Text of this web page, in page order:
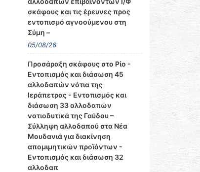
σκάφους και τις έρευνες προς
εντοπισμό αγνοούμενου στη
Σύμη –
05/08/26
Προσάραξη σκάφους στο Ρίο -
Εντοπισμός και διάσωση 45
αλλοδαπών νότια της
Ιεράπετρας - Εντοπισμός και
διάσωση 33 αλλοδαπών
νοτιοδυτικά της Γαύδου –
Σύλληψη αλλοδαπού στα Νέα
Μουδανιά για διακίνηση
απομιμητικών προϊόντων -
Εντοπισμός και διάσωση 32
αλλοδαπ